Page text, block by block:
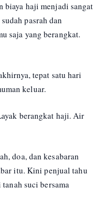
biaya haji menjadi sangat
pasrah dan
saja yang berangkat.
tepat satu hari
keluar.
berangkat haji. Air
doa, dan kesabaran
itu. Kini penjual tahu
suci bersama